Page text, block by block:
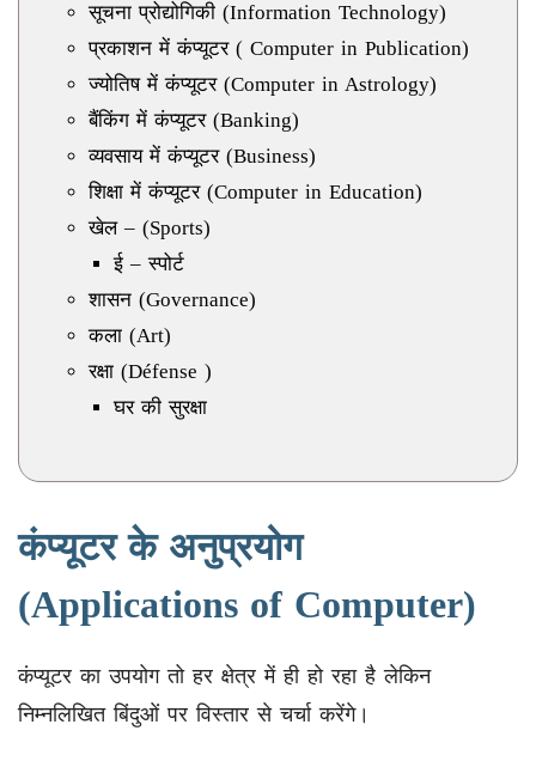
सूचना प्रोद्योगिकी (Information Technology)
प्रकाशन में कंप्यूटर ( Computer in Publication)
ज्योतिष में कंप्यूटर (Computer in Astrology)
बैंकिंग में कंप्यूटर (Banking)
व्यवसाय में कंप्यूटर (Business)
शिक्षा में कंप्यूटर (Computer in Education)
खेल – (Sports)
ई – स्पोर्ट
शासन (Governance)
कला (Art)
रक्षा (Défense )
घर की सुरक्षा
कंप्यूटर के अनुप्रयोग
(Applications of Computer)
कंप्यूटर का उपयोग तो हर क्षेत्र में ही हो रहा है लेकिन
निम्नलिखित बिंदुओं पर विस्तार से चर्चा करेंगे।